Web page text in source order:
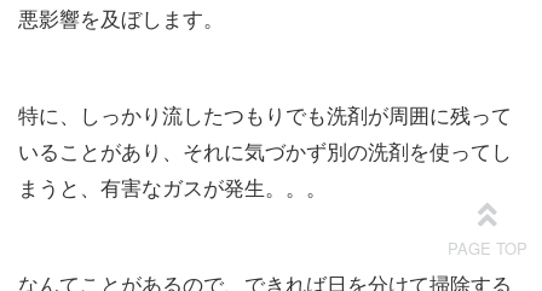
悪影響を及ぼします。
特に、しっかり流したつもりでも洗剤が周囲に残って
いることがあり、それに気づかず別の洗剤を使ってし
まうと、有害なガスが発生。。。
なんてことがあるので、できれば日を分けて掃除する